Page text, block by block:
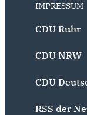
IMPRESSUM
CDU Ruhr
CDU NRW
CDU
RSS der